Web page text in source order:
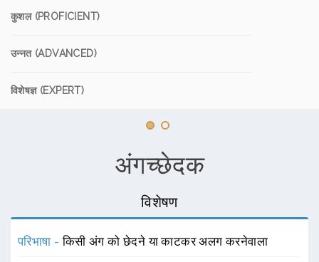
कुशल (PROFICIENT)
उन्नत (ADVANCED)
विशेषज्ञ (EXPERT)
अंगच्छेदक
विशेषण
परिभाषा -किसी अंग को छेदने या काटकर अलग करनेवाला